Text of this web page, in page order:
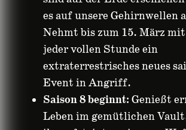
MÄRZ 2022
01. März 2022
es auf unsere Gehirnwellen
Nehmt bis zum 15. März
jeder vollen Stunde ein
extraterrestrisches neues
Event in Angriff.
Saison 8 beginnt: Genießt
Leben im gemütlichen